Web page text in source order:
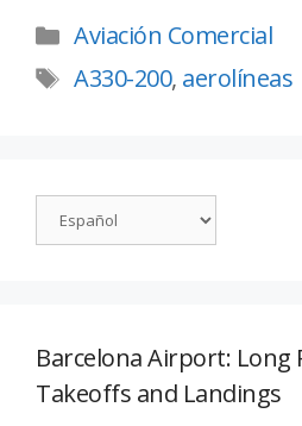
Aviación Comercial
A330-200, aerolíneas
Barcelona Airport: Long
Takeoffs and Landings